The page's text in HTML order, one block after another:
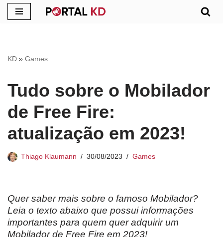
conteúdo
KD » Games
Tudo sobre o Mobilador
de Free Fire:
atualização em 2023!
Thiago Klaumann 30/08/2023 Games
Quer saber mais sobre o famoso Mobilador?
Leia o texto abaixo que possui informações
importantes para quem quer adquirir um
Mobilador de Free Fire em 2023!